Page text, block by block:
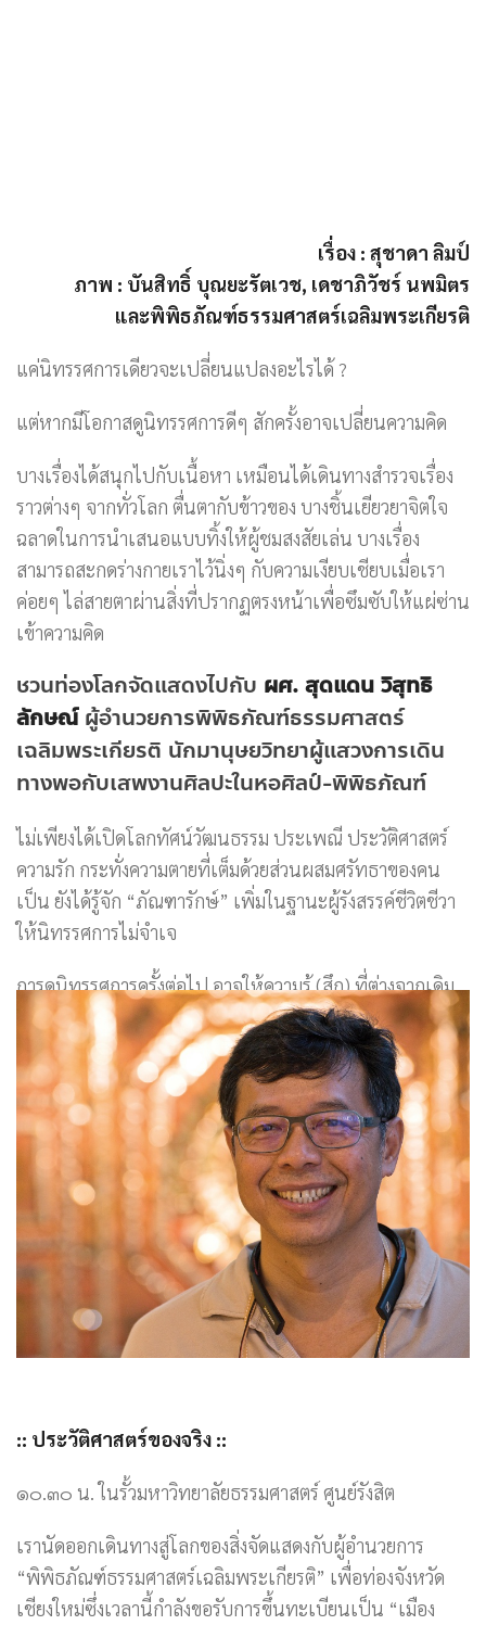
เรื่อง : สุชาดา ลิมป์
ภาพ : บันสิทธิ์ บุณยะรัตเวช, เดชาภิวัชร์ นพมิตร
และพิพิธภัณฑ์ธรรมศาสตร์เฉลิมพระเกียรติ
แค่นิทรรศการเดียวจะเปลี่ยนแปลงอะไรได้ ?
แต่หากมีโอกาสดูนิทรรศการดีๆ สักครั้งอาจเปลี่ยนความคิด
บางเรื่องได้สนุกไปกับเนื้อหา เหมือนได้เดินทางสำรวจเรื่อง
ราวต่างๆ จากทั่วโลก ตื่นตากับข้าวของ บางชิ้นเยียวยาจิตใจ
ฉลาดในการนำเสนอแบบทิ้งให้ผู้ชมสงสัยเล่น บางเรื่อง
สามารถสะกดร่างกายเราไว้นิ่งๆ กับความเงียบเชียบเมื่อเรา
ค่อยๆ ไล่สายตาผ่านสิ่งที่ปรากฏตรงหน้าเพื่อซึมซับให้แผ่ซ่าน
เข้าความคิด
ชวนท่องโลกจัดแสดงไปกับ ผศ.สุดแดน วิสุทธิ
ลักษณ์ผู้อำนวยการพิพิธภัณฑ์ธรรมศาสตร์
เฉลิมพระเกียรติ นักมานุษยวิทยาผู้แสวงการเดิน
ทางพอกับเสพงานศิลปะในหอศิลป์-พิพิธภัณฑ์
ไม่เพียงได้เปิดโลกทัศน์วัฒนธรรม ประเพณี ประวัติศาสตร์
ความรัก กระทั่งความตายที่เต็มด้วยส่วนผสมศรัทธาของคน
เป็น ยังได้รู้จัก “ภัณฑารักษ์” เพิ่มในฐานะผู้รังสรรค์ชีวิตชีวา
ให้นิทรรศการไม่จำเจ
การดูนิทรรศการครั้งต่อไป อาจให้ความรู้ (สึก) ที่ต่างจากเดิม
:: ประวัติศาสตร์ของจริง ::
๑๐.๓๐ น. ในรั้วมหาวิทยาลัยธรรมศาสตร์ ศูนย์รังสิต
เรานัดออกเดินทางสู่โลกของสิ่งจัดแสดงกับผู้อำนวยการ
“พิพิธภัณฑ์ธรรมศาสตร์เฉลิมพระเกียรติ” เพื่อท่องจังหวัด
เชียงใหม่ซึ่งเวลานี้กำลังขอรับการขึ้นทะเบียนเป็น “เมือง